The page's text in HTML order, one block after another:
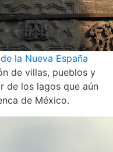
la Nueva España
de villas, pueblos y
de los lagos que aún
de México.